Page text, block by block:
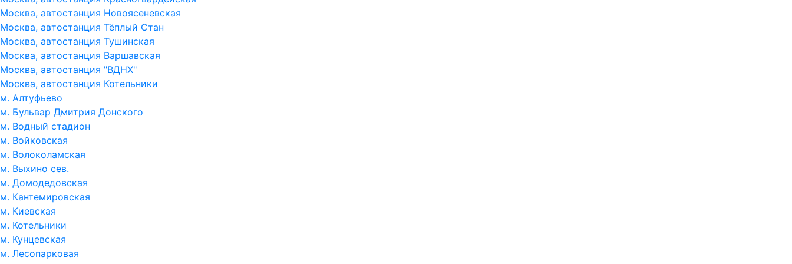
Москва, автостанция Новоясеневская
Москва, автостанция Тёплый Стан
Москва, автостанция Тушинская
Москва, автостанция Варшавская
Москва, автостанция "ВДНХ"
Москва, автостанция Котельники
м. Алтуфьево
м. Бульвар Дмитрия Донского
м. Водный стадион
м. Войковская
м. Волоколамская
м. Выхино сев.
м. Домодедовская
м. Кантемировская
м. Киевская
м. Котельники
м. Кунцевская
м. Лесопарковая